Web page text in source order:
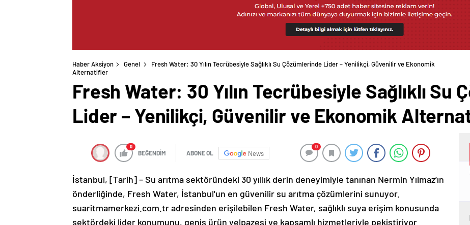
Haber Aksiyon Genel
Fresh Water: 30 Yılın Tecrübesiyle Sağlıklı Su Çözümlerinde Lider – Yenilikçi, Güvenilir ve Ekonomik
Alternatifler
Fresh Water: 30 Yılın Tecrübesiyle Sağlıklı Su
Lider – Yenilikçi, Güvenilir ve Ekonomik
0
BEĞENDİM ABONE OL News
0
İstanbul, [Tarih] – Su arıtma sektöründeki 30 yıllık derin deneyimiyle tanınan Nermin Yılmaz’ın
önderliğinde, Fresh Water, İstanbul'un en güvenilir su arıtma çözümlerini sunuyor.
suaritmamerkezi.com.tr adresinden erişilebilen Fresh Water, sağlıklı suya erişim konusunda
sektördeki lider konumunu, geniş ürün yelpazesi ve kapsamlı hizmetleriyle pekiştiriyor.